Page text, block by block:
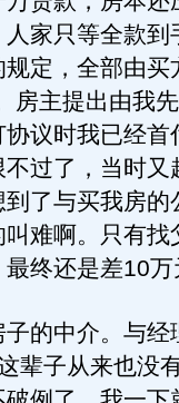
家只等全款到
定，全部由买
房主提出由我
议时我已经首
过了，当时又
了与买我房的
难啊。只有找
终还是差10万
的中介。与经
辈子从来也没